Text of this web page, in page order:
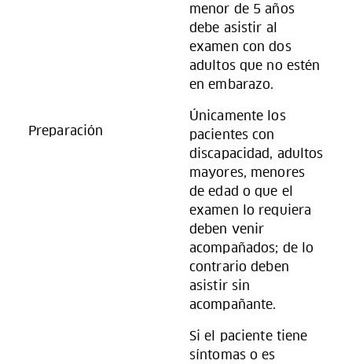
Preparación
menor de 5 años
debe asistir al
examen con dos
adultos que no estén
en embarazo.
Únicamente los
pacientes con
discapacidad, adultos
mayores, menores
de edad o que el
examen lo requiera
deben venir
acompañados; de lo
contrario deben
asistir sin
acompañante.
Si el paciente tiene
síntomas o es